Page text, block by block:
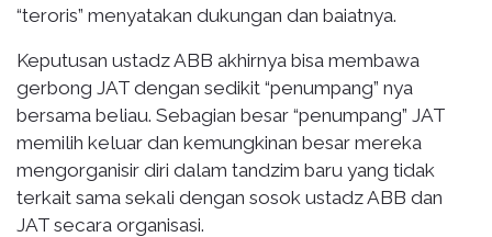
“teroris” menyatakan dukungan dan baiatnya.
Keputusan ustadz ABB akhirnya bisa membawa
gerbong JAT dengan sedikit “penumpang” nya
bersama beliau. Sebagian besar “penumpang” JAT
memilih keluar dan kemungkinan besar mereka
mengorganisir diri dalam tandzim baru yang tidak
terkait sama sekali dengan sosok ustadz ABB dan
JAT secara organisasi.